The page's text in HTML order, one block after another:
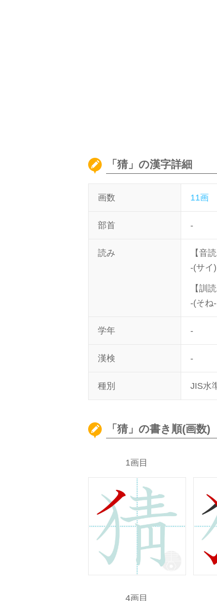
「猜」の漢字詳細
画数 11画
部首 -
読み
【音
-(サイ)
【訓
-(そね
学年 -
漢検 -
種別 JIS水
「猜」の書き順(画数)
1画目
4画目